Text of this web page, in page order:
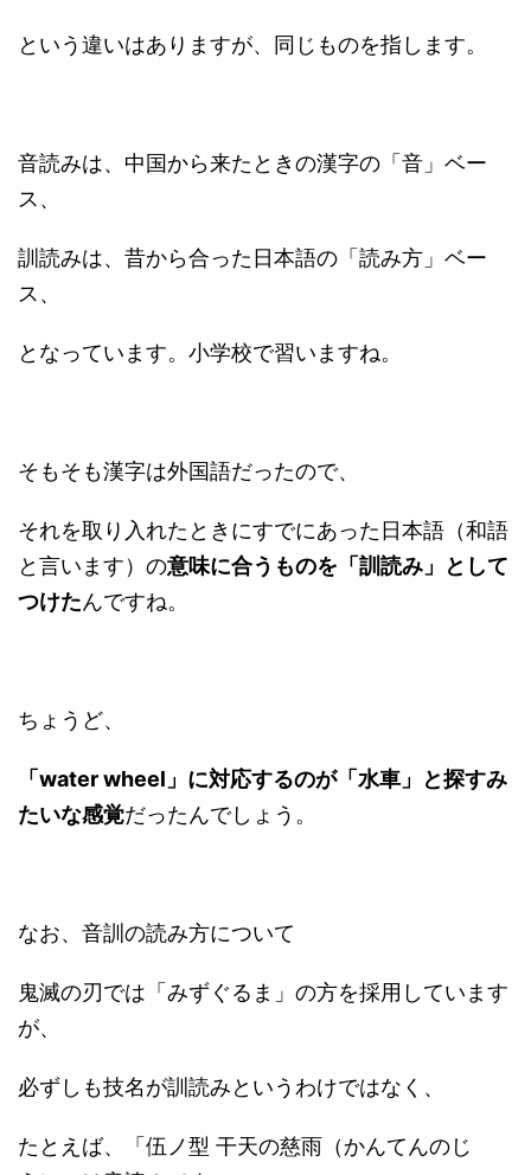
という違いはありますが、同じものを指します。
音読みは、中国から来たときの漢字の「音」ベー
ス、
訓読みは、昔から合った日本語の「読み方」ベー
ス、
となっています。小学校で習いますね。
そもそも漢字は外国語だったので、
それを取り入れたときにすでにあった日本語（和語
と言います）の意味に合うものを「訓読み」として
つけたんですね。
ちょうど、
「 water wheel 」に対応するのが「 水車 」と探すみ
たいな感覚だったんでしょう。
なお、音訓の読み方について
鬼滅の刃では「みずぐるま」の方を採用しています
が、
必ずしも技名が訓読みというわけではなく、
たとえば、「伍ノ型 干天の慈雨（かんてんのじ